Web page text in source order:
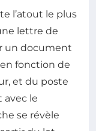
l’atout le plus
lettre de
un document
fonction de
et du poste
avec le
se révèle